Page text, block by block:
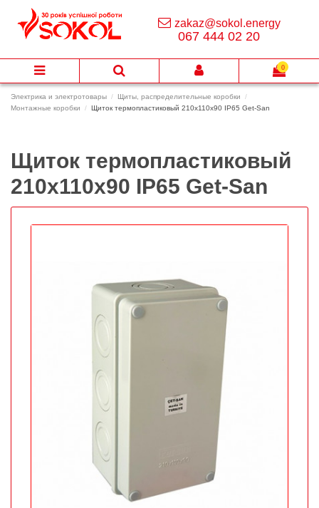
Электрика и электротовары
Щиты, распределительные коробки
Монтажные коробки
Щиток термопластиковый 210х110х90 IP65 Get-San
Щиток термопластиковый
210х110х90 IP65 Get-San
zakaz@sokol.energy
067 444 02 20
0